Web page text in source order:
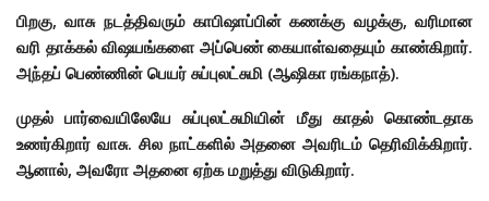
பிறகு, வாசு நடத்திவரும் காபிஷாப்பின் கணக்கு வழக்கு, வரிமான
வரி தாக்கல் விஷயங்களை அப்பெண் கையாள்வதையும் காண்கிறார்.
அந்தப் பெண்ணின் பெயர் சுப்புலட்சுமி (ஆஷிகா ரங்கநாத்).
முதல் பார்வையிலேயே சுப்புலட்சுமியின் மீது காதல் கொண்டதாக
உணர்கிறார் வாசு. சில நாட்களில் அதனை அவரிடம் தெரிவிக்கிறார்.
ஆனால், அவரோ அதனை ஏற்க மறுத்து விடுகிறார்.